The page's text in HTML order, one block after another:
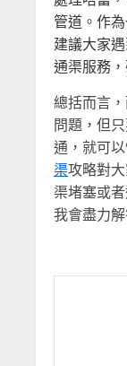
管道。作
建議大家
通渠服務
總括而言
問題，但
通，就可
渠攻略對
渠堵塞或
我會盡力解